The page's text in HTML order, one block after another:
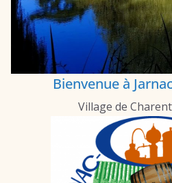
Bienvenue à
Village de